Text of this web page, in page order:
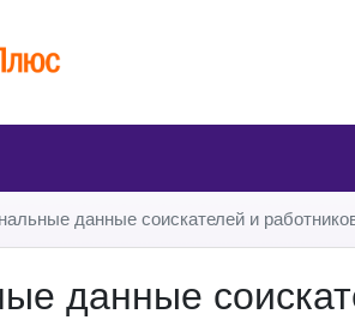
данные соискателей и
данные